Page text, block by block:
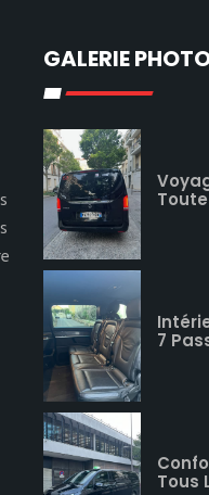
GALERIE
7
Tous